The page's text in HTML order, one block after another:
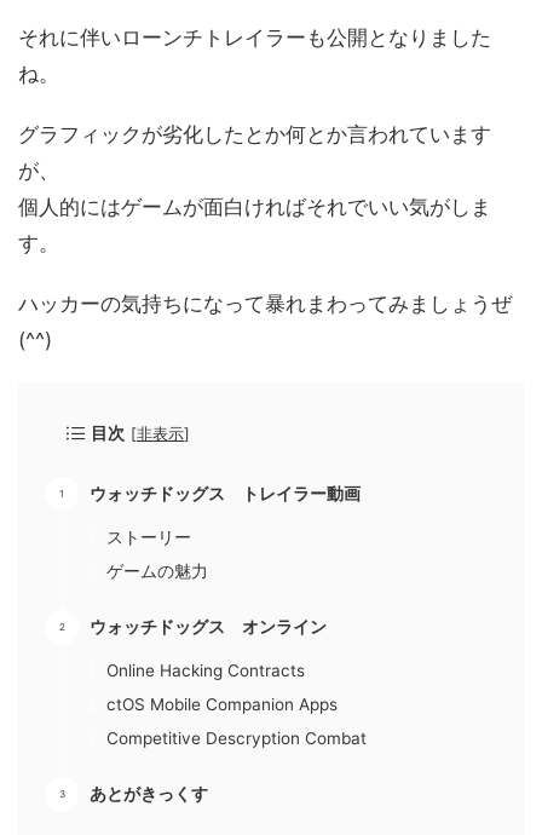
それに伴いローンチトレイラーも公開となりました
ね。
グラフィックが劣化したとか何とか言われています
が、
個人的にはゲームが面白ければそれでいい気がしま
す。
ハッカーの気持ちになって暴れまわってみましょうぜ
(^^)
目次 [非表示]
ウォッチドッグス トレイラー動画
ストーリー
ゲームの魅力
ウォッチドッグス オンライン
Online Hacking Contracts
ctOS Mobile Companion Apps
Competitive Descryption Combat
あとがきっくす